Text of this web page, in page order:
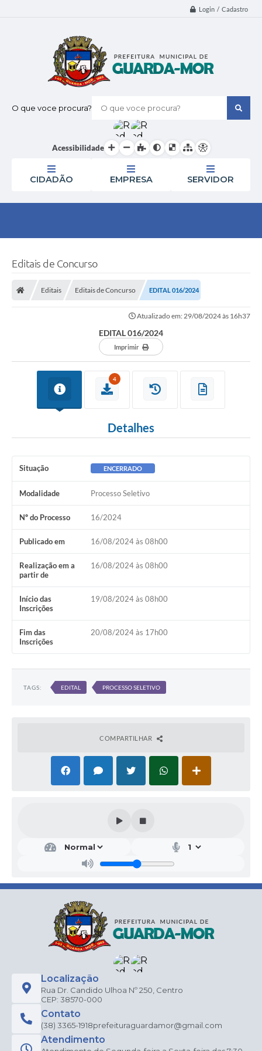
Login / Cadastro
O que voce procura?
Acessibilidade
CIDADÃO EMPRESA SERVIDOR
Editais de Concurso
Editais Editais de Concurso EDITAL 016/2024
Atualizado em: 29/08/2024 às 16h37
EDITAL 016/2024
Imprimir
4
Detalhes
Situação ENCERRADO
Modalidade Processo Seletivo
Nº do Processo 16/2024
Publicado em 16/08/2024 às 08h00
Realização em a
partir de
16/08/2024 às 08h00
Início das
Inscrições
19/08/2024 às 08h00
Fim das
Inscrições
20/08/2024 às 17h00
TAGS: EDITAL PROCESSO SELETIVO
COMPARTILHAR
Localização
Rua Dr. Candido Ulhoa Nº 250, Centro
CEP: 38570-000
Contato
(38) 3365-1918prefeituraguardamor@gmail.com
Atendimento